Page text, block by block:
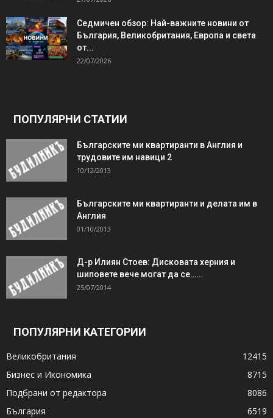
Седмичен обзор: Най-важните новини от
България, Великобритания, Европа и света
от...
22/07/2026
ПОПУЛЯРНИ СТАТИИ
Българските ми квартиранти в Англия и
трудовите им навици 2
10/12/2013
Българските ми квартиранти и делата им в
Англия
01/10/2013
Д-р Илиян Стоев: Дисковата херния и
шиповете вече могат да се…...
25/07/2014
ПОПУЛЯРНИ КАТЕГОРИИ
Великобритания
12415
Бизнес и Икономика
8715
Подбрани от редактора
8086
България
6519